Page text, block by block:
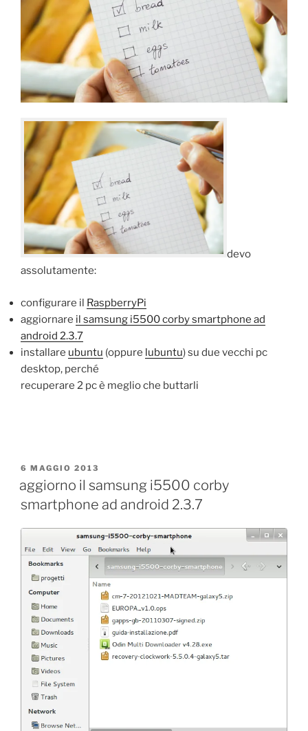
devo
assolutamente:
configurare il RaspberryPi
aggiornare il samsung i5500 corby smartphone ad
android 2.3.7
installare ubuntu (oppure lubuntu) su due vecchi pc
desktop, perché
recuperare 2 pc è meglio che buttarli
PUBBLICATO
6 MAGGIO 2013
aggiorno il samsung i5500 corby
smartphone ad android 2.3.7